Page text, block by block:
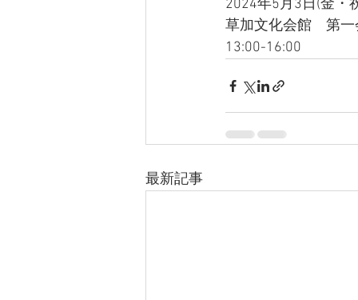
2024年5月3日(金・
草加文化会館　第一
13:00-16:00
最新記事